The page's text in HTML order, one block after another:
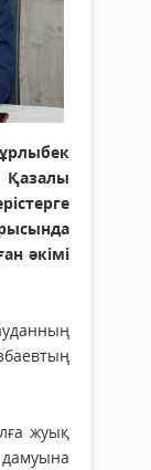
Қазалы
әкімі
жуық